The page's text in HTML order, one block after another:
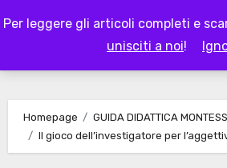
Per leggere gli articoli completi e
unisciti a noi!
to
Homepage
GUIDA DIDATTICA
Il gioco dell’investigatore per